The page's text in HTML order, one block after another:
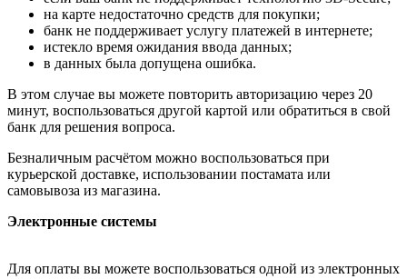
на карте недостаточно средств для покупки;
банк не поддерживает услугу платежей в интернете;
истекло время ожидания ввода данных;
в данных была допущена ошибка.
В этом случае вы можете повторить авторизацию через 20
минут, воспользоваться другой картой или обратиться в свой
банк для решения вопроса.
Безналичным расчётом можно воспользоваться при
курьерской доставке, использовании постамата или
самовывоза из магазина.
Электронные системы
Для оплаты вы можете воспользоваться одной из электронных